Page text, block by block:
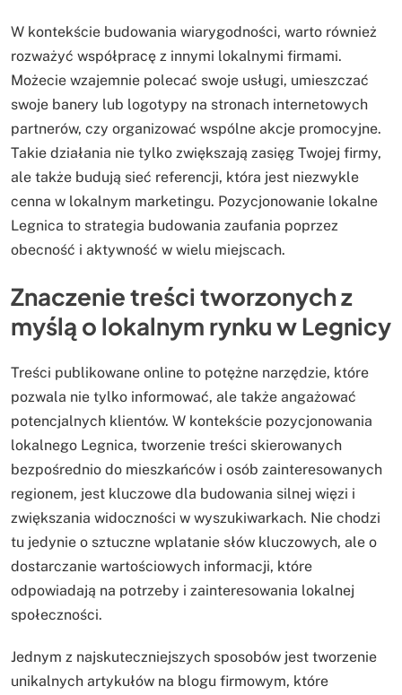
W kontekście budowania wiarygodności, warto również
rozważyć współpracę z innymi lokalnymi firmami.
Możecie wzajemnie polecać swoje usługi, umieszczać
swoje banery lub logotypy na stronach internetowych
partnerów, czy organizować wspólne akcje promocyjne.
Takie działania nie tylko zwiększają zasięg Twojej firmy,
ale także budują sieć referencji, która jest niezwykle
cenna w lokalnym marketingu. Pozycjonowanie lokalne
Legnica to strategia budowania zaufania poprzez
obecność i aktywność w wielu miejscach.
Znaczenie treści tworzonych z
myślą o lokalnym rynku w Legnicy
Treści publikowane online to potężne narzędzie, które
pozwala nie tylko informować, ale także angażować
potencjalnych klientów. W kontekście pozycjonowania
lokalnego Legnica, tworzenie treści skierowanych
bezpośrednio do mieszkańców i osób zainteresowanych
regionem, jest kluczowe dla budowania silnej więzi i
zwiększania widoczności w wyszukiwarkach. Nie chodzi
tu jedynie o sztuczne wplatanie słów kluczowych, ale o
dostarczanie wartościowych informacji, które
odpowiadają na potrzeby i zainteresowania lokalnej
społeczności.
Jednym z najskuteczniejszych sposobów jest tworzenie
unikalnych artykułów na blogu firmowym, które